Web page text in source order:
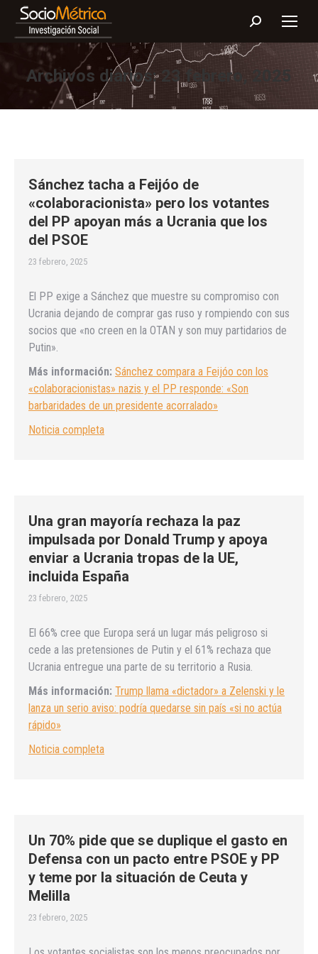
Buscar:
Archivos diarios: 23 febrero, 2025
Sánchez tacha a Feijóo de
«colaboracionista» pero los votantes
del PP apoyan más a Ucrania que los
del PSOE
23 febrero, 2025
El PP exige a Sánchez que muestre su compromiso con
Ucrania dejando de comprar gas ruso y rompiendo con sus
socios que «no creen en la OTAN y son muy partidarios de
Putin».
Más información: Sánchez compara a Feijóo con los
«colaboracionistas» nazis y el PP responde: «Son
barbaridades de un presidente acorralado»
Noticia completa
Una gran mayoría rechaza la paz
impulsada por Donald Trump y apoya
enviar a Ucrania tropas de la UE,
incluida España
23 febrero, 2025
El 66% cree que Europa será un lugar más peligroso si
cede a las pretensiones de Putin y el 61% rechaza que
Ucrania entregue una parte de su territorio a Rusia.
Más información: Trump llama «dictador» a Zelenski y le
lanza un serio aviso: podría quedarse sin país «si no actúa
rápido»
Noticia completa
Un 70% pide que se duplique el gasto en
Defensa con un pacto entre PSOE y PP
y teme por la situación de Ceuta y
Melilla
23 febrero, 2025